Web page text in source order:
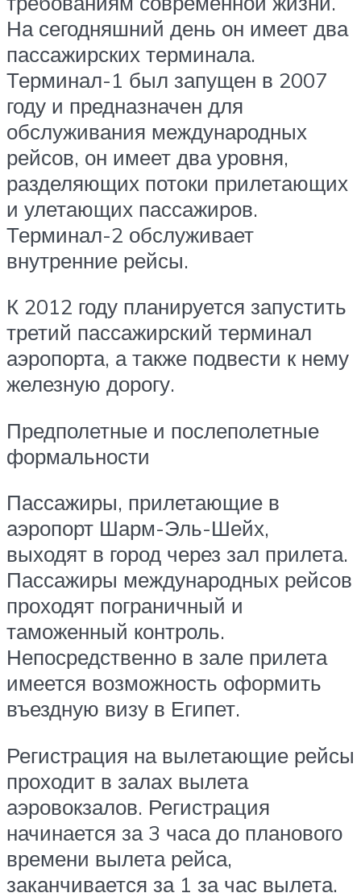
На сегодняшний день он имеет два
пассажирских терминала.
Терминал-1 был запущен в 2007
году и предназначен для
обслуживания международных
рейсов, он имеет два уровня,
разделяющих потоки прилетающих
и улетающих пассажиров.
Терминал-2 обслуживает
внутренние рейсы.
К 2012 году планируется запустить
третий пассажирский терминал
аэропорта, а также подвести к нему
железную дорогу.
Предполетные и послеполетные
формальности
Пассажиры, прилетающие в
аэропорт Шарм-Эль-Шейх,
выходят в город через зал прилета.
Пассажиры международных рейсов
проходят пограничный и
таможенный контроль.
Непосредственно в зале прилета
имеется возможность оформить
въездную визу в Египет.
Регистрация на вылетающие рейсы
проходит в залах вылета
аэровокзалов. Регистрация
начинается за 3 часа до планового
времени вылета рейса,
заканчивается за 1 за час вылета.